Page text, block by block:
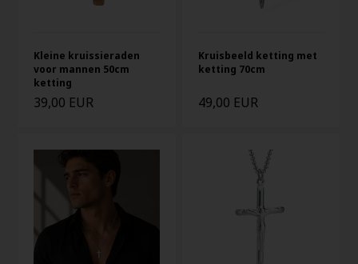
Kleine kruissieraden
voor mannen 50cm
ketting
39,00 EUR
Kruisbeeld ketting met
ketting 70cm
49,00 EUR